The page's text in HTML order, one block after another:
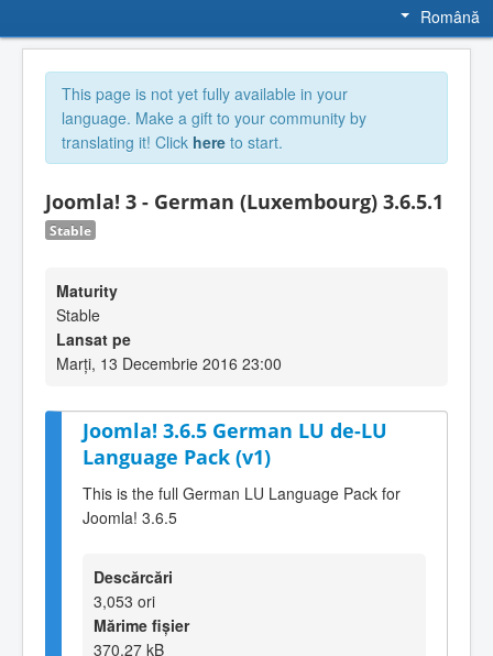
Română
This page is not yet fully available in your
language. Make a gift to your community by
translating it! Click here to start.
Joomla! 3 - German (Luxembourg) 3.6.5.1
Stable
Maturity
Stable
Lansat pe
Marți, 13 Decembrie 2016 23:00
Joomla! 3.6.5 German LU de-LU
Language Pack (v1)
This is the full German LU Language Pack for
Joomla! 3.6.5
Descărcări
3,053 ori
Mărime fișier
370.27 kB